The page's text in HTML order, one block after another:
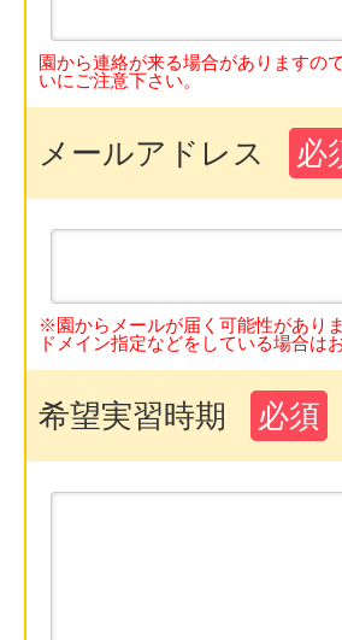
園から連絡が来る場合がありますの
いにご注意下さい。
メールアドレス 必
※園からメールが届く可能性があり
ドメイン指定などをしている場合は
希望実習時期 必須